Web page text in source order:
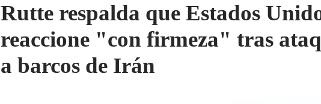
Rutte respalda que Estados
reaccione "con firmeza" tras
a barcos de Irán